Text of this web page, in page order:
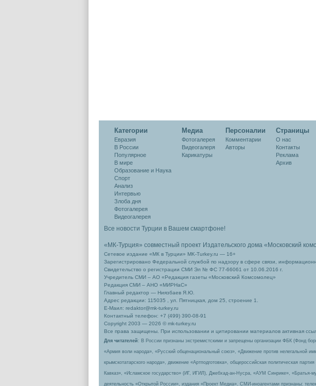
Категории
Евразия
В России
Популярное
В мире
Образование и Наука
Спорт
Анализ
Интервью
Злоба дня
Фотогалерея
Видеогалерея
Медиа
Фотогалерея
Видеогалеря
Карикатуры
Персоналии
Комментарии
Авторы
Cтраницы
О нас
Контакты
Реклама
Архив
Все новости Турции в Вашем смартфоне!
«МК-Турция» совместный проект Издательского дома «Московский
Сетевое издание «МК в Турции» MK-Turkey.ru — 16+
Зарегистрировано Федеральной службой по надзору в сфере связи,
Свидетельство о регистрации СМИ Эл № ФС 77-66061 от 10.06.2016 г.
Учредитель СМИ – АО «Редакция газеты «Московский Комсомолец»
Редакция СМИ – АНО «МИРНаС»
Главный редактор — Ниязбаев Я.Ю.
Адрес редакции: 115035 , ул. Пятницкая, дом 25, строение 1.
Е-Маил: redaktor@mk-turkey.ru
Контактный телефон: +7 (499) 390-08-91
Copyright 2003 — 2026 © mk-turkey.ru
Все права защищены. При использовании и цитировании материалов активная
Для читателей : В России признаны экстремистскими и запрещены организации ФБК (Фонд
«Армия воли народа», «Русский общенациональный союз», «Движение против
крымскотатарского народа», движение «Артподготовка», общероссийская политическая
Кавказ», «Исламское государство» (ИГ, ИГИЛ), Джебхад-ан-Нусра, «АУМ Синрике»,
деятельность «Открытой России», издания «Проект Медиа». СМИ-иноагентами признаны: